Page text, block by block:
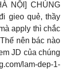
NỘI] CHÚNG
gieo quẻ, thầy
apply thì chắc
nên bác nào
JD của chúng
lam-dep-1-